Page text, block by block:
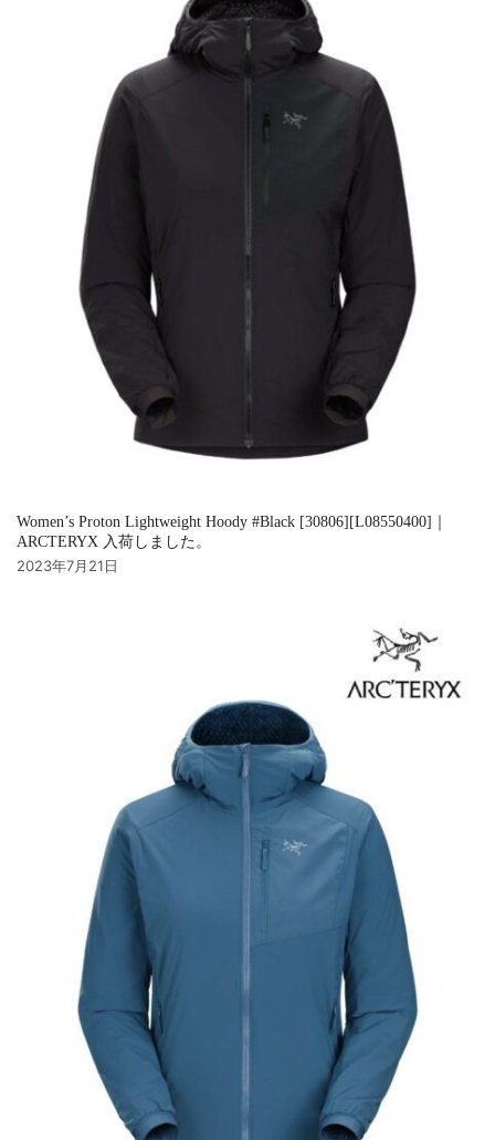
Women’s Proton Lightweight Hoody #Black [30806][L08550400]｜
ARCTERYX 入荷しました。
2023年7月21日